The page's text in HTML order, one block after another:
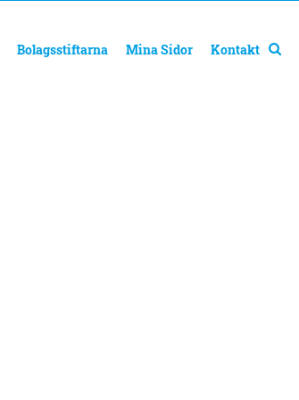
Bolagsstiftarna Mina Sidor Kontakt